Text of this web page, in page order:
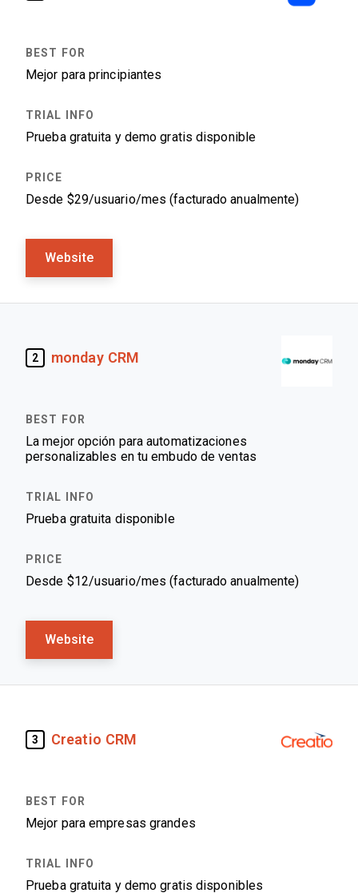
Mejor para principiantes
Prueba gratuita y demo gratis disponible
Desde $29/usuario/mes (facturado anualmente)
Website
2 monday CRM
La mejor opción para automatizaciones
personalizables en tu embudo de ventas
Prueba gratuita disponible
Desde $12/usuario/mes (facturado anualmente)
Website
3 Creatio CRM
Mejor para empresas grandes
Prueba gratuita y demo gratis disponibles